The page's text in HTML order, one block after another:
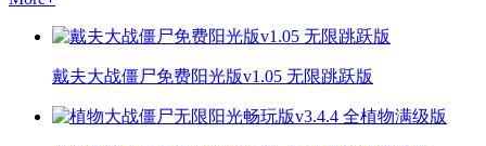
戴夫大战僵尸免费阳光版v1.05 无限跳跃版